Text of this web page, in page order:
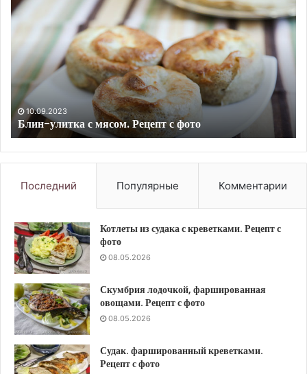
варенье
с
Рецепт
фото
10.09.2023
Абрикосовое варенье с черешней. Рецепт с фото
Последний Популярные Комментарии
Котлеты из судака с креветками. Рецепт с
фото
08.05.2026
Скумбрия лодочкой, фаршированная
овощами. Рецепт с фото
08.05.2026
Судак. фаршированный креветками.
Рецепт с фото